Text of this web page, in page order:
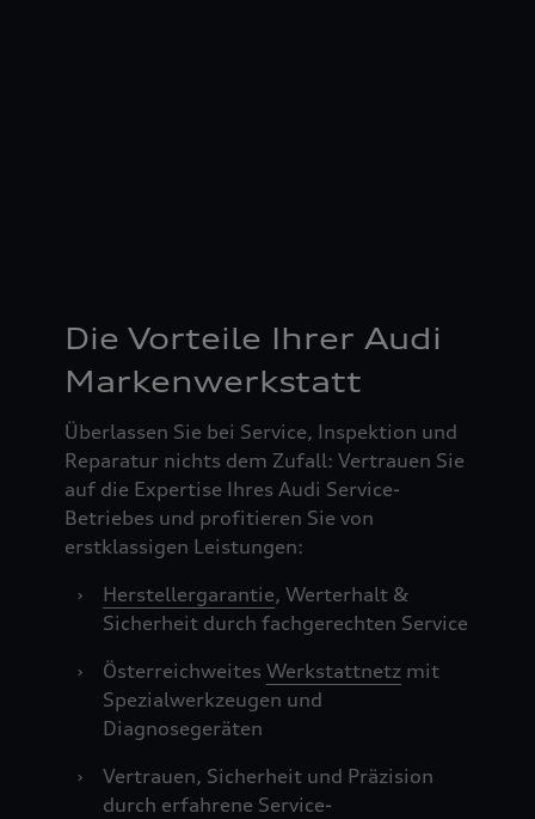
Die Vorteile Ihrer Audi
Markenwerkstatt
Überlassen Sie bei Service, Inspektion und
Reparatur nichts dem Zufall: Vertrauen Sie
auf die Expertise Ihres Audi Service-
Betriebes und profitieren Sie von
erstklassigen Leistungen:
›
Herstellergarantie, Werterhalt &
Sicherheit durch fachgerechten Service
›
Österreichweites Werkstattnetzmit
Spezialwerkzeugen und
Diagnosegeräten
›
Vertrauen, Sicherheit und Präzision
durch erfahrene Service-